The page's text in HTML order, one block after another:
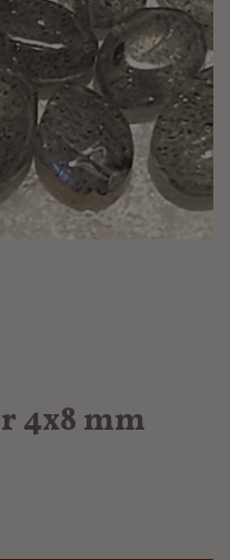
4x8 mm